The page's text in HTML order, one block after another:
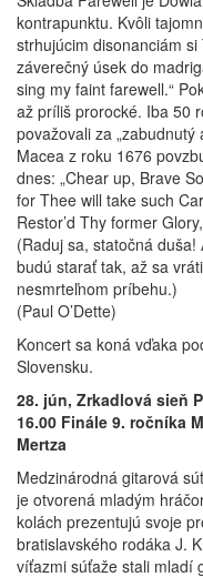
kontrapunktu. Kvôli
strhujúcim disonanciám
záverečný úsek do
sing my faint farewell.“
až príliš prorocké. Iba 50
považovali za
Macea z roku 1676
dnes: „Chear up, Brave
for Thee will take such
Restor’d Thy former
(Raduj sa, statočná
budú starať tak, až sa
nesmrteľnom príbehu.)
(Paul O’Dette)
Koncert sa koná vďaka
Slovensku.
28. jún, Zrkadlová sieň
16.00 Finále 9. ročníka
Mertza
Medzinárodná gitarová
je otvorená mladým
kolách prezentujú svoje
bratislavského rodáka J.
víťazmi súťaže stali mladí